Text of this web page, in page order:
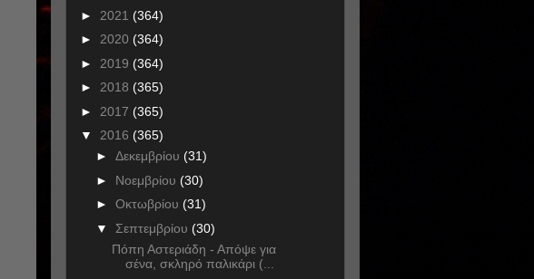
► 2021 (364)
► 2020 (364)
► 2019 (364)
► 2018 (365)
► 2017 (365)
▼ 2016 (365)
► Δεκεμβρίου (31)
► Νοεμβρίου (30)
► Οκτωβρίου (31)
▼ Σεπτεμβρίου (30)
Πόπη Αστεριάδη - Απόψε για
σένα, σκληρό παλικάρι (...